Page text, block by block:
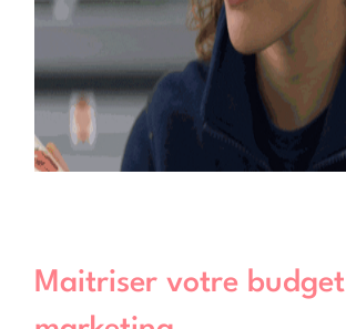
Maitriser votre budget